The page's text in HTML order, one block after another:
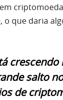
o que daria
salto
de